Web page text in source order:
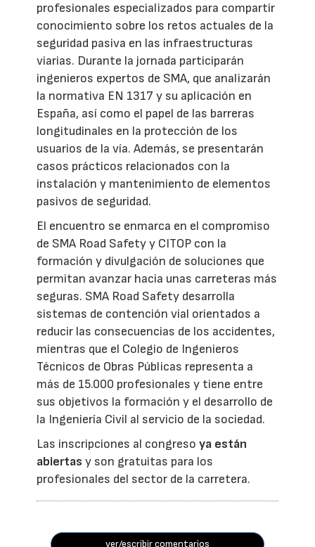
profesionales especializados para compartir
conocimiento sobre los retos actuales de la
seguridad pasiva en las infraestructuras
viarias. Durante la jornada participarán
ingenieros expertos de SMA, que analizarán
la normativa EN 1317 y su aplicación en
España, así como el papel de las barreras
longitudinales en la protección de los
usuarios de la vía. Además, se presentarán
casos prácticos relacionados con la
instalación y mantenimiento de elementos
pasivos de seguridad.
El encuentro se enmarca en el compromiso
de SMA Road Safety y CITOP con la
formación y divulgación de soluciones que
permitan avanzar hacia unas carreteras más
seguras. SMA Road Safety desarrolla
sistemas de contención vial orientados a
reducir las consecuencias de los accidentes,
mientras que el Colegio de Ingenieros
Técnicos de Obras Públicas representa a
más de 15.000 profesionales y tiene entre
sus objetivos la formación y el desarrollo de
la Ingeniería Civil al servicio de la sociedad.
Las inscripciones al congresoya están
abiertas y son gratuitas para los
profesionales del sector de la carretera.
ver/escribir comentarios